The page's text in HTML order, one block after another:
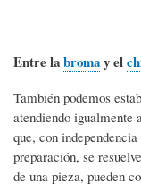
Entre labromay el
También podemos
atendiendo
que, con
preparación, se
de una pieza, pueden